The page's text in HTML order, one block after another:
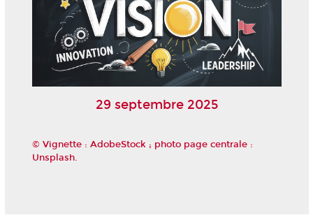
29 septembre 2025
© Vignette : AdobeStock ; photo page centrale :
Unsplash.